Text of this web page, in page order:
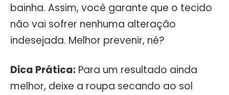
bainha. Assim, você garante que o tecido
não vai sofrer nenhuma alteração
indesejada. Melhor prevenir, né?
Dica Prática: Para um resultado ainda
melhor, deixe a roupa secando ao sol